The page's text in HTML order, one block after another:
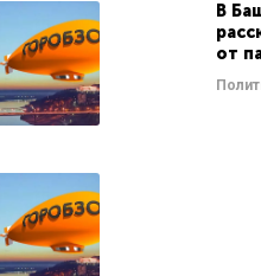
В
от